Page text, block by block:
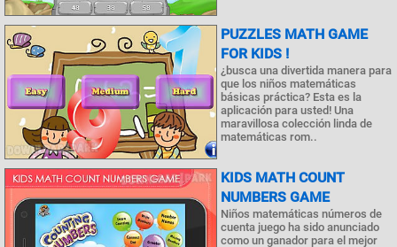
PUZZLES MATH GAME
FOR KIDS !
¿busca una divertida manera para
que los niños matemáticas
básicas práctica? Esta es la
aplicación para usted! Una
maravillosa colección linda de
matemáticas rom..
KIDS MATH COUNT
NUMBERS GAME
Niños matemáticas números de
cuenta juego ha sido anunciado
como un ganador para el mejor